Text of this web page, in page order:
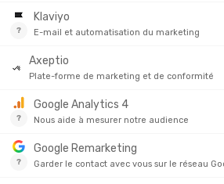
24/48H
90,00 €
Code valable une fois par client, pour toute commande
Non cumulable avec un autre code. En t’inscrivant, tu